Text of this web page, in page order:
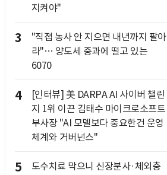
지켜야"
3
"직접 농사 안 지으면 내년까지 팔아
라"… 양도세 중과에 떨고 있는
6070
4
[인터뷰] 美 DARPA AI 사이버 챌린
지 1위 이끈 김태수 마이크로소프트
부사장 "AI 모델보다 중요한건 운영
체계와 거버넌스"
5
도수치료 막으니 신장분사·체외충